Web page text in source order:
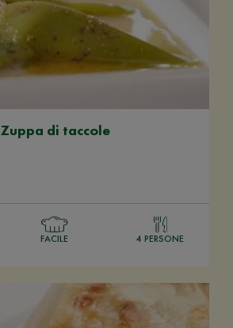
Zuppa di taccole
FACILE 4 PERSONE